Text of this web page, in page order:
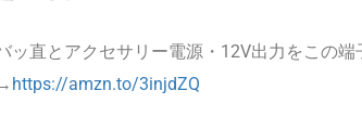
ッ直とアクセサリー電源・12V出力をこの端
https://amzn.to/3injdZQ